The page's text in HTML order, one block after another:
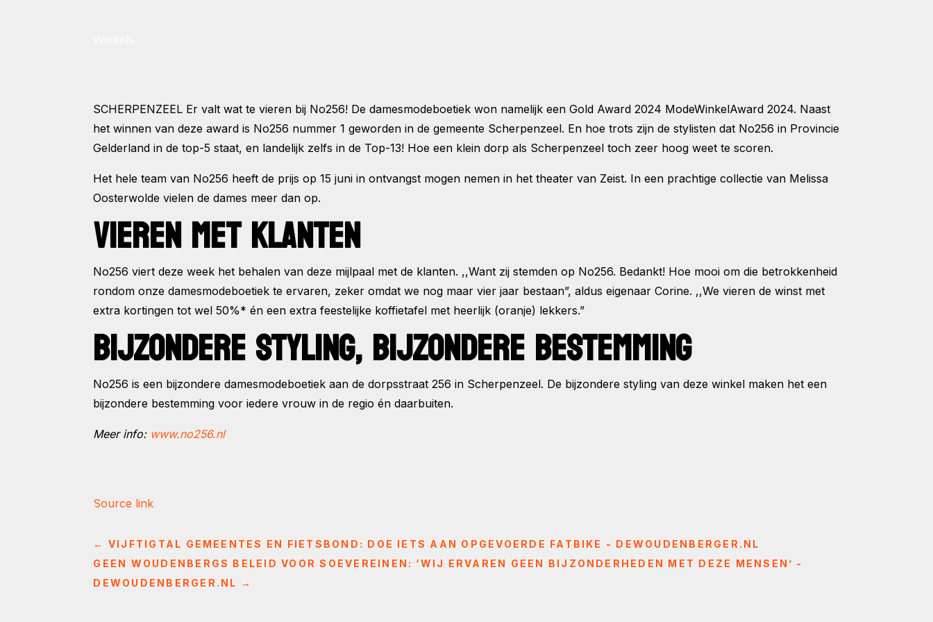
SCHERPENZEEL Er valt wat te vieren bij No256! De damesmodeboetiek won namelijk een Gold Award 2024 ModeWinkelAward 2024. Naast
het winnen van deze award is No256 nummer 1 geworden in de gemeente Scherpenzeel. En hoe trots zijn de stylisten dat No256 in Provincie
Gelderland in de top-5 staat, en landelijk zelfs in de Top-13! Hoe een klein dorp als Scherpenzeel toch zeer hoog weet te scoren.
Het hele team van No256 heeft de prijs op 15 juni in ontvangst mogen nemen in het theater van Zeist. In een prachtige collectie van Melissa
Oosterwolde vielen de dames meer dan op.
VIEREN MET KLANTEN
No256 viert deze week het behalen van deze mijlpaal met de klanten. ,,Want zij stemden op No256. Bedankt! Hoe mooi om die betrokkenheid
rondom onze damesmodeboetiek te ervaren, zeker omdat we nog maar vier jaar bestaan”, aldus eigenaar Corine. ,,We vieren de winst met
extra kortingen tot wel 50%* én een extra feestelijke koffietafel met heerlijk (oranje) lekkers.”
BIJZONDERE STYLING, BIJZONDERE BESTEMMING
No256 is een bijzondere damesmodeboetiek aan de dorpsstraat 256 in Scherpenzeel. De bijzondere styling van deze winkel maken het een
bijzondere bestemming voor iedere vrouw in de regio én daarbuiten.
Meer info: www.no256.nl
Source link
← VIJFTIGTAL GEMEENTES EN FIETSBOND: DOE IETS AAN OPGEVOERDE FATBIKE - DEWOUDENBERGER.NL
GEEN WOUDENBERGS BELEID VOOR SOEVEREINEN: ‘WIJ ERVAREN GEEN BIJZONDERHEDEN MET DEZE MENSEN’ -
DEWOUDENBERGER.NL →